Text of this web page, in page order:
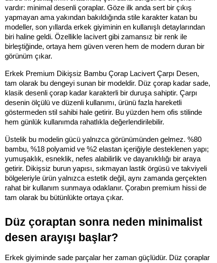
vardır: minimal desenli çoraplar. Göze ilk anda sert bir çıkış
yapmayan ama yakından bakıldığında stile karakter katan bu
modeller, son yıllarda erkek giyiminin en kullanışlı detaylarından
biri haline geldi. Özellikle lacivert gibi zamansız bir renk ile
birleştiğinde, ortaya hem güven veren hem de modern duran bir
görünüm çıkar.
Erkek Premium Dikişsiz Bambu Çorap Lacivert Çarpı Desen,
tam olarak bu dengeyi sunan bir modeldir. Düz çorap kadar sade,
klasik desenli çorap kadar karakterli bir duruşa sahiptir. Çarpı
desenin ölçülü ve düzenli kullanımı, ürünü fazla hareketli
göstermeden stil sahibi hale getirir. Bu yüzden hem ofis stilinde
hem günlük kullanımda rahatlıkla değerlendirilebilir.
Üstelik bu modelin gücü yalnızca görünümünden gelmez. %80
bambu, %18 polyamid ve %2 elastan içeriğiyle desteklenen yapı;
yumuşaklık, esneklik, nefes alabilirlik ve dayanıklılığı bir araya
getirir. Dikişsiz burun yapısı, sıkmayan lastik örgüsü ve takviyeli
bölgeleriyle ürün yalnızca estetik değil, aynı zamanda gerçekten
rahat bir kullanım sunmaya odaklanır. Çorabın premium hissi de
tam olarak bu bütünlükte ortaya çıkar.
Düz çoraptan sonra neden minimalist
desen arayışı başlar?
Erkek giyiminde sade parçalar her zaman güçlüdür. Düz çoraplar